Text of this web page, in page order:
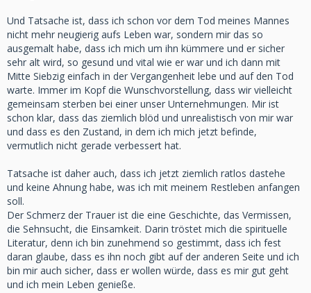
Und Tatsache ist, dass ich schon vor dem Tod meines Mannes
nicht mehr neugierig aufs Leben war, sondern mir das so
ausgemalt habe, dass ich mich um ihn kümmere und er sicher
sehr alt wird, so gesund und vital wie er war und ich dann mit
Mitte Siebzig einfach in der Vergangenheit lebe und auf den Tod
warte. Immer im Kopf die Wunschvorstellung, dass wir vielleicht
gemeinsam sterben bei einer unser Unternehmungen. Mir ist
schon klar, dass das ziemlich blöd und unrealistisch von mir war
und dass es den Zustand, in dem ich mich jetzt befinde,
vermutlich nicht gerade verbessert hat.
Tatsache ist daher auch, dass ich jetzt ziemlich ratlos dastehe
und keine Ahnung habe, was ich mit meinem Restleben anfangen
soll.
Der Schmerz der Trauer ist die eine Geschichte, das Vermissen,
die Sehnsucht, die Einsamkeit. Darin tröstet mich die spirituelle
Literatur, denn ich bin zunehmend so gestimmt, dass ich fest
daran glaube, dass es ihn noch gibt auf der anderen Seite und ich
bin mir auch sicher, dass er wollen würde, dass es mir gut geht
und ich mein Leben genieße.